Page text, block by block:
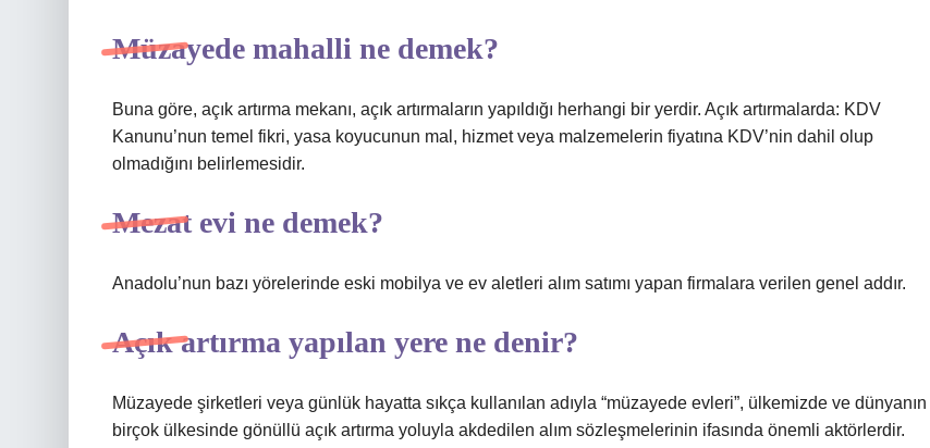
Müzayede mahalli ne demek?
Buna göre, açık artırma mekanı, açık artırmaların yapıldığı herhangi bir yerdir. Açık artırmalarda: KDV
Kanunu’nun temel fikri, yasa koyucunun mal, hizmet veya malzemelerin fiyatına KDV’nin dahil olup
olmadığını belirlemesidir.
Mezat evi ne demek?
Anadolu’nun bazı yörelerinde eski mobilya ve ev aletleri alım satımı yapan firmalara verilen genel addır.
Açık artırma yapılan yere ne denir?
Müzayede şirketleri veya günlük hayatta sıkça kullanılan adıyla “müzayede evleri”, ülkemizde ve dünyanın
birçok ülkesinde gönüllü açık artırma yoluyla akdedilen alım sözleşmelerinin ifasında önemli aktörlerdir.